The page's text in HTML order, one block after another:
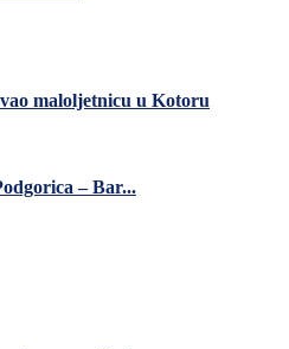
maloljetnicu u Kotoru
– Bar...